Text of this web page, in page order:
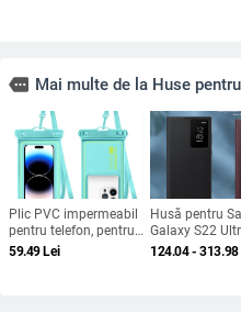
more Mai multe de la Huse
Plic PVC impermeabil
pentru telefon, pentru
înot și scufundări,
59.49Lei
Husă pentru
Galaxy S22
Plus / S22 cu
124.04 - 313.98